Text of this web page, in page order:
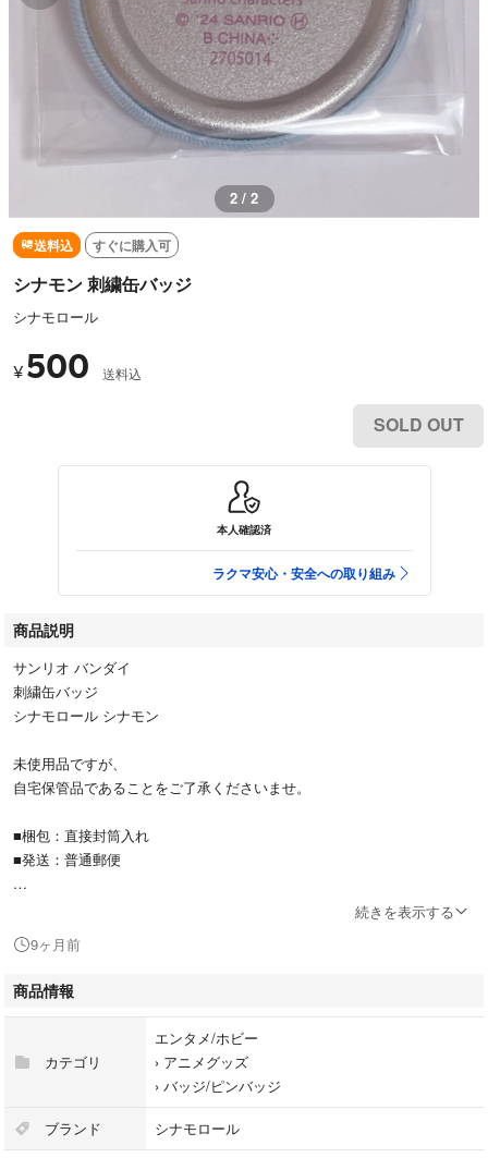
2 / 2
送料込 すぐに購入可
シナモン 刺繍缶バッジ
シナモロール
¥ 500 送料込
SOLD OUT
本人確認済
ラクマ安心・安全への取り組み
商品説明
サンリオ バンダイ
刺繍缶バッジ
シナモロール シナモン
未使用品ですが、
自宅保管品であることをご了承くださいませ。
■梱包：直接封筒入れ
■発送：普通郵便
質問などがございましたら、コメントにてお願いいたします。
#サンリオ
#缶バッジ
#シナモロール
続きを表示する
9ヶ月前
商品情報
カテゴリ
エンタメ/ホビー
› アニメグッズ
› バッジ/ピンバッジ
ブランド シナモロール